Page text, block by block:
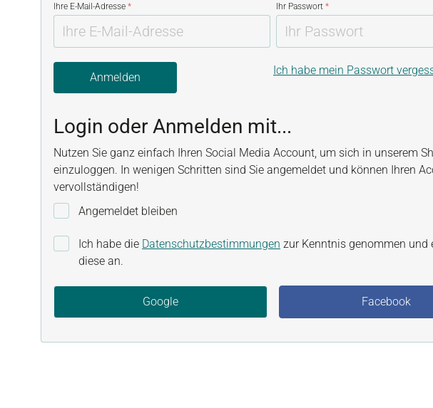
Ihre E-Mail-Adresse * Ihr Passwort *
Anmelden
Ich habe mein Passwort
Login oder Anmelden mit...
Nutzen Sie ganz einfach Ihren Social Media Account, um sich in unserem
einzuloggen. In wenigen Schritten sind Sie angemeldet und können Ihren
vervollständigen!
Angemeldet bleiben
Ich habe die Datenschutzbestimmungen zur Kenntnis genommen und
diese an.
Google Facebook